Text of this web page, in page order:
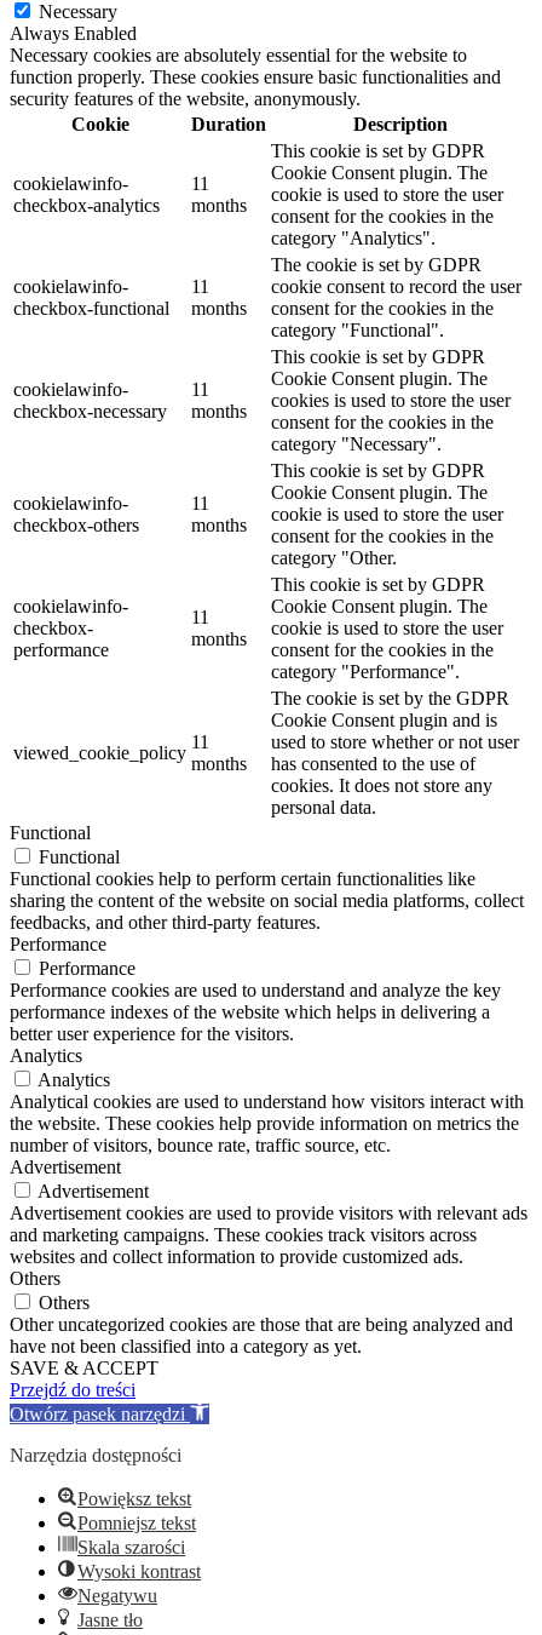
Necessary
Always Enabled
Necessary cookies are absolutely essential for the website to
function properly. These cookies ensure basic functionalities and
security features of the website, anonymously.
Cookie
Duration Description
cookielawinfo-
checkbox-analytics
11
months
This cookie is set by GDPR
Cookie Consent plugin. The
cookie is used to store the user
consent for the cookies in the
category "Analytics".
cookielawinfo-
checkbox-functional
11
months
The cookie is set by GDPR
cookie consent to record the user
consent for the cookies in the
category "Functional".
cookielawinfo-
checkbox-necessary
11
months
This cookie is set by GDPR
Cookie Consent plugin. The
cookies is used to store the user
consent for the cookies in the
category "Necessary".
cookielawinfo-
checkbox-others
11
months
This cookie is set by GDPR
Cookie Consent plugin. The
cookie is used to store the user
consent for the cookies in the
category "Other.
cookielawinfo-
checkbox-
performance
11
months
This cookie is set by GDPR
Cookie Consent plugin. The
cookie is used to store the user
consent for the cookies in the
category "Performance".
viewed_cookie_policy
11
months
The cookie is set by the GDPR
Cookie Consent plugin and is
used to store whether or not user
has consented to the use of
cookies. It does not store any
personal data.
Functional
Functional
Functional cookies help to perform certain functionalities like
sharing the content of the website on social media platforms, collect
feedbacks, and other third-party features.
Performance
Performance
Performance cookies are used to understand and analyze the key
performance indexes of the website which helps in delivering a
better user experience for the visitors.
Analytics
Analytics
Analytical cookies are used to understand how visitors interact with
the website. These cookies help provide information on metrics the
number of visitors, bounce rate, traffic source, etc.
Advertisement
Advertisement
Advertisement cookies are used to provide visitors with relevant ads
and marketing campaigns. These cookies track visitors across
websites and collect information to provide customized ads.
Others
Others
Other uncategorized cookies are those that are being analyzed and
have not been classified into a category as yet.
SAVE & ACCEPT
Przejdź do treści
Otwórz pasek narzędzi
Narzędzia dostępności
Powiększ tekst
Pomniejsz tekst
Skala szarości
Wysoki kontrast
Negatywu
Jasne tło